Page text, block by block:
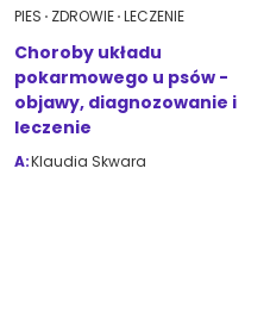
PIES ZDROWIE LECZENIE
Choroby układu
pokarmowego u psów -
objawy, diagnozowanie i
leczenie
A:Klaudia Skwara